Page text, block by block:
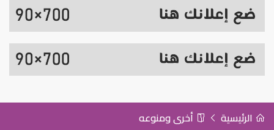
الرئيسية أخرى ومنوعه